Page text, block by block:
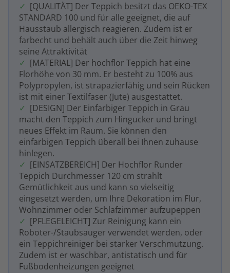
[QUALITÄT] Der Teppich besitzt das OEKO-TEX
STANDARD 100 und für alle geeignet, die auf
Hausstaub allergisch reagieren. Zudem ist er
farbecht und behält auch über die Zeit hinweg
seine Attraktivität
[MATERIAL] Der hochflor Teppich hat eine
Florhöhe von 30 mm. Er besteht zu 100% aus
Polypropylen, ist strapazierfähig und sein Rücken
ist mit einer Textilfaser (Jute) ausgestattet.
[DESIGN] Der Einfarbiger Teppich in Grau
macht den Teppich zum Hingucker und bringt
neues Effekt im Raum. Sie können den
einfarbigen Teppich überall bei Ihnen zuhause
hinlegen.
[EINSATZBEREICH] Der Hochflor Runder
Teppich Durchmesser 120 cm strahlt
Gemütlichkeit aus und kann so vielseitig
eingesetzt werden, um Ihre Dekoration im Flur,
Wohnzimmer oder Schlafzimmer aufzupeppen
[PFLEGELEICHT] Zur Reinigung kann ein
Roboter-/Staubsauger verwendet werden, oder
ein Teppichreiniger bei starker Verschmutzung.
Zudem ist er waschbar, antistatisch und für
Fußbodenheizungen geeignet